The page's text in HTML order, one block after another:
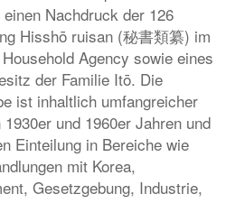
Nachdruck der 126
Hisshō ruisan(秘書類纂) im
Agency sowie eines
der Familie Itō. Die
ist inhaltlich umfangreicher
und 1960er Jahren und
Einteilung in Bereiche wie
mit Korea,
Gesetzgebung, Industrie,